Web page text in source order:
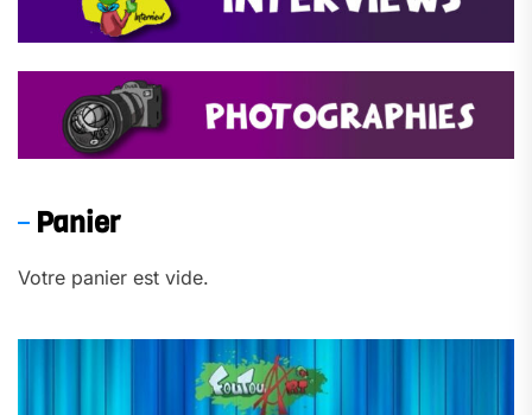
Panier
Votre panier est vide.